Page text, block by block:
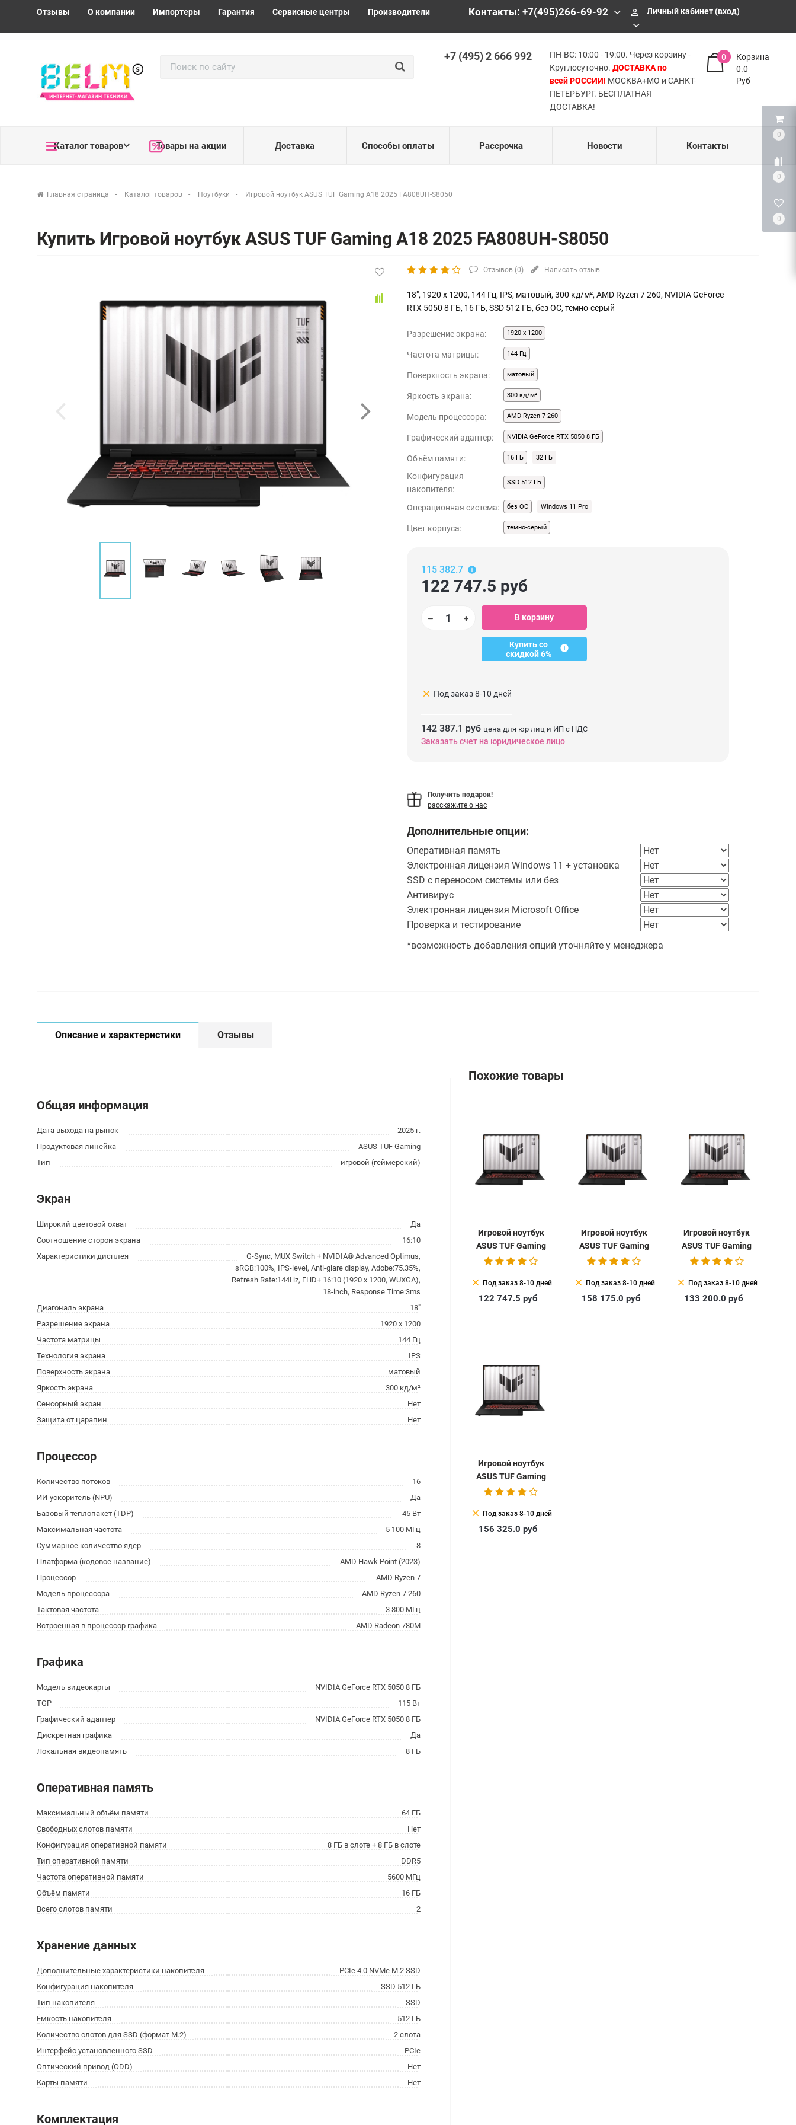
0
0
0
Отзывы О компании Импортеры Гарантия Сервисные центры Производители Контакты: +7(495)266-69-92 perm_identity Личный кабинет (вход)
+7 (495) 2 666 992
ПН-ВС: 10:00 - 19:00. Через корзину -
Круглосуточно.ДОСТАВКА по
всей РОССИИ! МОСКВА+МО и САНКТ-
ПЕТЕРБУРГ. БЕСПЛАТНАЯ
ДОСТАВКА!
Корзина
0
0.0
Руб
Каталог товаров Товары на акции Доставка Способы оплаты Рассрочка Новости Контакты
Главная страница Каталог товаров Ноутбуки Игровой ноутбук ASUS TUF Gaming A18 2025 FA808UH-S8050
Купить Игровой ноутбук ASUS TUF Gaming A18 2025 FA808UH-S8050
Отзывов (0) Написать отзыв
18", 1920 x 1200, 144 Гц, IPS, матовый, 300 кд/м², AMD Ryzen 7 260, NVIDIA GeForce
RTX 5050 8 ГБ, 16 ГБ, SSD 512 ГБ, без ОС, темно-серый
Разрешение экрана: 1920 x 1200
Частота матрицы: 144 Гц
Поверхность экрана: матовый
Яркость экрана: 300 кд/м²
Модель процессора: AMD Ryzen 7 260
Графический адаптер: NVIDIA GeForce RTX 5050 8 ГБ
Объём памяти: 16 ГБ 32 ГБ
Конфигурация
накопителя:
SSD 512 ГБ
Операционная система: без ОС Windows 11 Pro
Цвет корпуса: темно-серый
115 382.7
122 747.5 руб
В корзину
Купить со
скидкой 6%
clear Под заказ 8-10 дней
142 387.1 руб цена для юр лиц и ИП с НДС
Заказать счет на юридическое лицо
Получить подарок!
расскажите о нас
Дополнительные опции:
Оперативная память
Электронная лицензия Windows 11 + установка
SSD с переносом системы или без
Антивирус
Электронная лицензия Microsoft Office
Проверка и тестирование
*возможность добавления опций уточняйте у менеджера
Описание и характеристики Отзывы
Общая информация
Дата выхода на рынок
2025 г.
Продуктовая линейка
ASUS TUF Gaming
Тип
игровой (геймерский)
Экран
Широкий цветовой охват
Да
Соотношение сторон экрана
16:10
Характеристики дисплея
G-Sync, MUX Switch + NVIDIA® Advanced Optimus,
sRGB:100%, IPS-level, Anti-glare display, Adobe:75.35%,
Refresh Rate:144Hz, FHD+ 16:10 (1920 x 1200, WUXGA),
18-inch, Response Time:3ms
Диагональ экрана
18"
Разрешение экрана
1920 x 1200
Частота матрицы
144 Гц
Технология экрана
IPS
Поверхность экрана
матовый
Яркость экрана
300 кд/м²
Сенсорный экран
Нет
Защита от царапин
Нет
Процессор
Количество потоков
16
ИИ-ускоритель (NPU)
Да
Базовый теплопакет (TDP)
45 Вт
Максимальная частота
5 100 МГц
Суммарное количество ядер
8
Платформа (кодовое название)
AMD Hawk Point (2023)
Процессор
AMD Ryzen 7
Модель процессора
AMD Ryzen 7 260
Тактовая частота
3 800 МГц
Встроенная в процессор графика
AMD Radeon 780M
Графика
Модель видеокарты
NVIDIA GeForce RTX 5050 8 ГБ
TGP
115 Вт
Графический адаптер
NVIDIA GeForce RTX 5050 8 ГБ
Дискретная графика
Да
Локальная видеопамять
8 ГБ
Оперативная память
Максимальный объём памяти
64 ГБ
Свободных слотов памяти
Нет
Конфигурация оперативной памяти
8 ГБ в слоте + 8 ГБ в слоте
Тип оперативной памяти
DDR5
Частота оперативной памяти
5600 МГц
Объём памяти
16 ГБ
Всего слотов памяти
2
Хранение данных
Дополнительные характеристики накопителя
PCIe 4.0 NVMe M.2 SSD
Конфигурация накопителя
SSD 512 ГБ
Тип накопителя
SSD
Ёмкость накопителя
512 ГБ
Количество слотов для SSD (формат M.2)
2 слота
Интерфейс установленного SSD
PCIe
Оптический привод (ODD)
Нет
Карты памяти
Нет
Комплектация
Похожие товары
Игровой ноутбук
ASUS TUF Gaming
A18 2025 FA808UH-
clear Под заказ 8-10 дней
122 747.5 руб
Игровой ноутбук
ASUS TUF Gaming
A18 2025 FA808UH-
clear Под заказ 8-10 дней
158 175.0 руб
Игровой ноутбук
ASUS TUF Gaming
A18 2025 FA808UH-
clear Под заказ 8-10 дней
133 200.0 руб
Игровой ноутбук
ASUS TUF Gaming
A18 2025 FA808UH-
Pro
clear Под заказ 8-10 дней
156 325.0 руб